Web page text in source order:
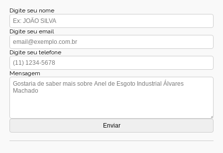
Digite seu nome
Digite seu email
Digite seu telefone
Mensagem